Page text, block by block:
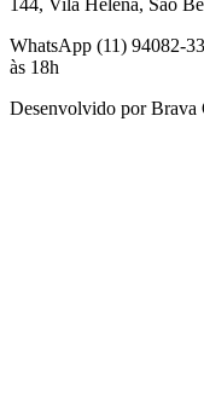
WhatsApp (11) 94082-
às 18h
Desenvolvido porBrava